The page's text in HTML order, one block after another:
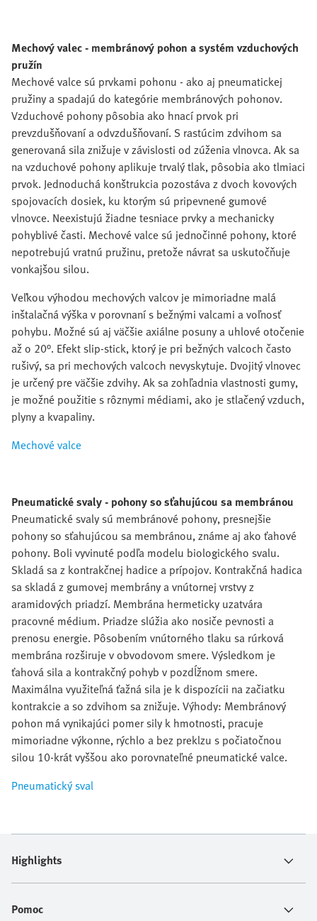
Mechový valec - membránový pohon a systém vzduchových
pružín
Mechové valce sú prvkami pohonu - ako aj pneumatickej
pružiny a spadajú do kategórie membránových pohonov.
Vzduchové pohony pôsobia ako hnací prvok pri
prevzdušňovaní a odvzdušňovaní. S rastúcim zdvihom sa
generovaná sila znižuje v závislosti od zúženia vlnovca. Ak sa
na vzduchové pohony aplikuje trvalý tlak, pôsobia ako tlmiaci
prvok. Jednoduchá konštrukcia pozostáva z dvoch kovových
spojovacích dosiek, ku ktorým sú pripevnené gumové
vlnovce. Neexistujú žiadne tesniace prvky a mechanicky
pohyblivé časti. Mechové valce sú jednočinné pohony, ktoré
nepotrebujú vratnú pružinu, pretože návrat sa uskutočňuje
vonkajšou silou.
Veľkou výhodou mechových valcov je mimoriadne malá
inštalačná výška v porovnaní s bežnými valcami a voľnosť
pohybu. Možné sú aj väčšie axiálne posuny a uhlové otočenie
až o 20°. Efekt slip-stick, ktorý je pri bežných valcoch často
rušivý, sa pri mechových valcoch nevyskytuje. Dvojitý vlnovec
je určený pre väčšie zdvihy. Ak sa zohľadnia vlastnosti gumy,
je možné použitie s rôznymi médiami, ako je stlačený vzduch,
plyny a kvapaliny.
Mechové valce
Pneumatické svaly - pohony so sťahujúcou sa membránou
Pneumatické svaly sú membránové pohony, presnejšie
pohony so sťahujúcou sa membránou, známe aj ako ťahové
pohony. Boli vyvinuté podľa modelu biologického svalu.
Skladá sa z kontrakčnej hadice a prípojov. Kontrakčná hadica
sa skladá z gumovej membrány a vnútornej vrstvy z
aramidových priadzí. Membrána hermeticky uzatvára
pracovné médium. Priadze slúžia ako nosiče pevnosti a
prenosu energie. Pôsobením vnútorného tlaku sa rúrková
membrána rozširuje v obvodovom smere. Výsledkom je
ťahová sila a kontrakčný pohyb v pozdĺžnom smere.
Maximálna využiteľná ťažná sila je k dispozícii na začiatku
kontrakcie a so zdvihom sa znižuje. Výhody: Membránový
pohon má vynikajúci pomer sily k hmotnosti, pracuje
mimoriadne výkonne, rýchlo a bez preklzu s počiatočnou
silou 10-krát vyššou ako porovnateľné pneumatické valce.
Pneumatický sval
Highlights
Pomoc